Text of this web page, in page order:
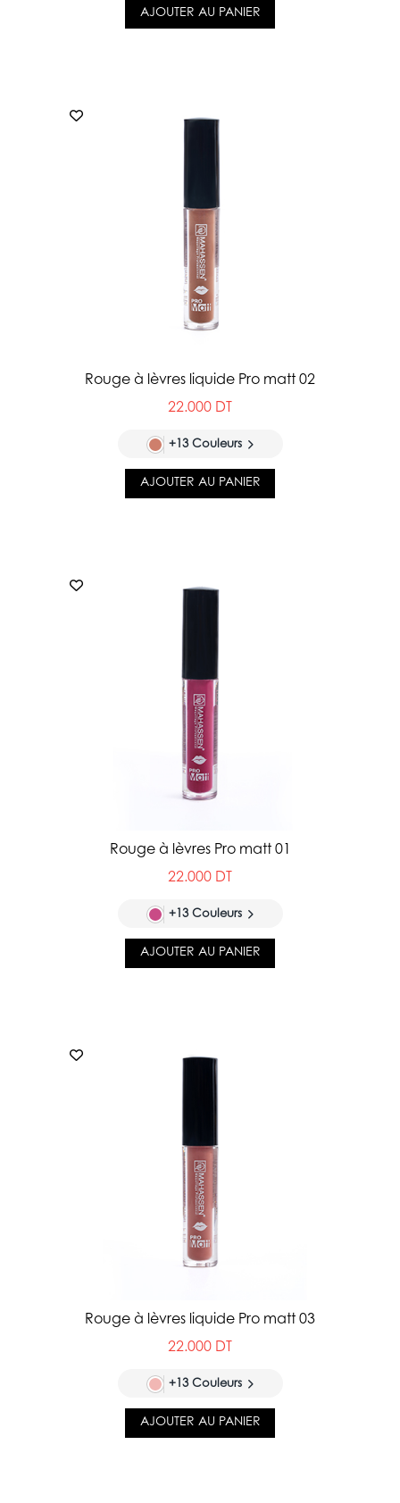
AJOUTER AU PANIER
Rouge à lèvres liquide Pro matt 02
22.000 DT
+13 Couleurs
AJOUTER AU PANIER
Rouge à lèvres Pro matt 01
22.000 DT
+13 Couleurs
AJOUTER AU PANIER
Rouge à lèvres liquide Pro matt 03
22.000 DT
+13 Couleurs
AJOUTER AU PANIER